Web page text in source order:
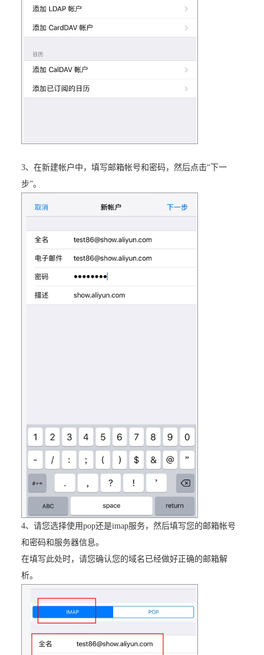
3、在新建帐户中，填写邮箱帐号和密码，然后点击“下一
步”。
4、请您选择使用pop还是imap服务，然后填写您的邮箱帐号
和密码和服务器信息。
在填写此处时，请您确认您的域名已经做好正确的邮箱解
析。